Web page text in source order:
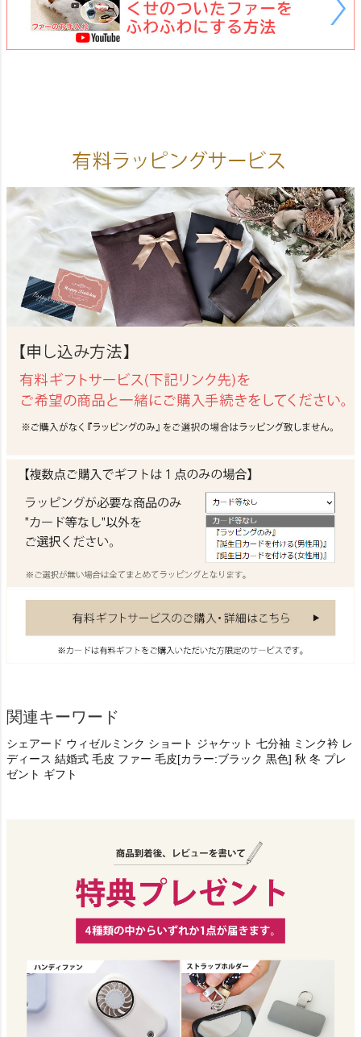
関連キーワード
シェアード ウィゼルミンク ショート ジャケット 七分袖 ミンク衿 レ
ディース 結婚式 毛皮 ファー 毛皮[カラー:ブラック 黒色] 秋 冬 プレ
ゼント ギフト